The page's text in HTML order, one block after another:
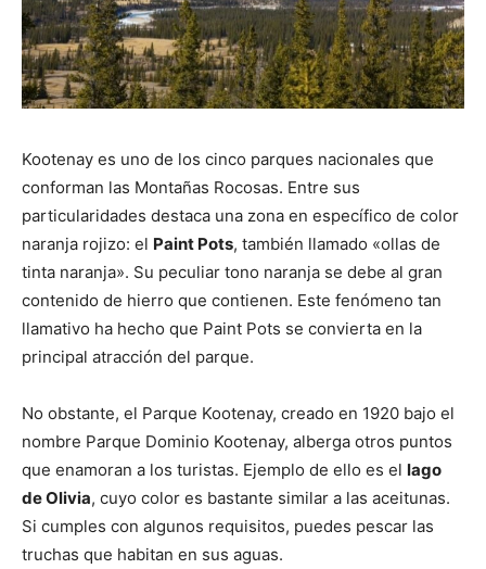
Kootenay es uno de los cinco parques nacionales que
conforman las Montañas Rocosas. Entre sus
particularidades destaca una zona en específico de color
naranja rojizo: el Paint Pots, también llamado «ollas de
tinta naranja». Su peculiar tono naranja se debe al gran
contenido de hierro que contienen. Este fenómeno tan
llamativo ha hecho que Paint Pots se convierta en la
principal atracción del parque.
No obstante, el Parque Kootenay, creado en 1920 bajo el
nombre Parque Dominio Kootenay, alberga otros puntos
que enamoran a los turistas. Ejemplo de ello es el lago
de Olivia, cuyo color es bastante similar a las aceitunas.
Si cumples con algunos requisitos, puedes pescar las
truchas que habitan en sus aguas.